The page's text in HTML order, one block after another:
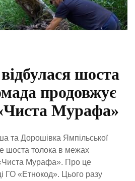
шоста
продовжує
Мурафа»
та Дорошівка Ямпільської
шоста толока в межах
«Чиста Мурафа». Про це
ГО «Етнокод». Цього разу